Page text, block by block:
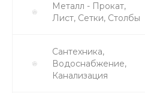
Металл - Прокат,
Лист, Сетки, Столбы
Сантехника,
Водоснабжение,
Канализация